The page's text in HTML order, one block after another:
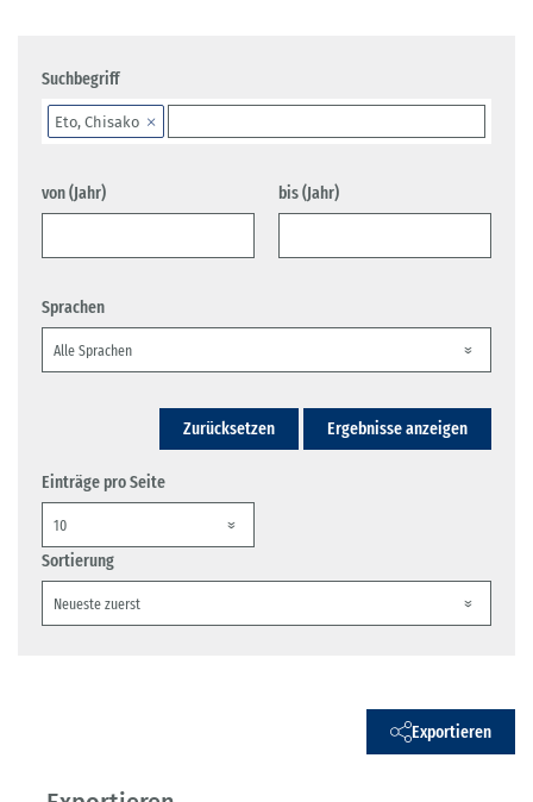
Suchbegriff
Eto, Chisako
von (Jahr) bis (Jahr)
Sprachen
Zurücksetzen Ergebnisse anzeigen
Einträge pro Seite
Sortierung
Exportieren